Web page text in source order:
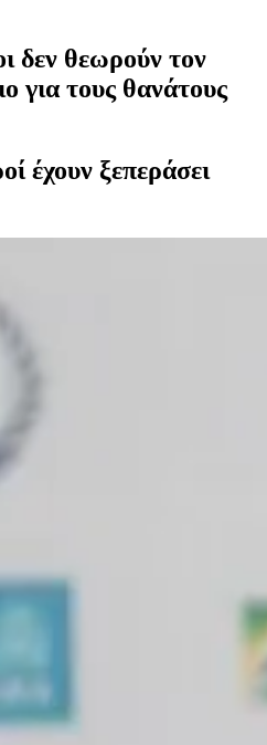
δεν θεωρούν τον
για τους θανάτους
έχουν ξεπεράσει